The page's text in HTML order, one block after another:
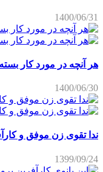
1400/06/31
هر آنچه در مورد کار
1400/06/30
ندا تقوی زن موفق و
1399/09/24